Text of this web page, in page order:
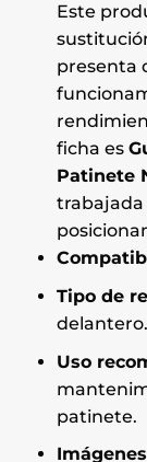
Este
presenta
ficha es
Patinete
trabajada
Tipo de
delantero.
Uso
patinete.